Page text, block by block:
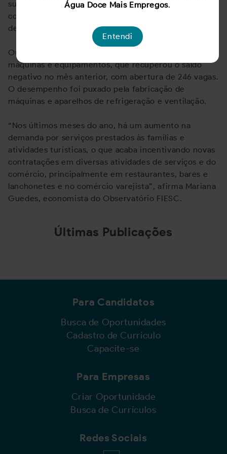
suínos e a fabricação de sorvetes e outros gelados
comestíveis. Juntos, foram responsáveis pela geração
de 357 vagas formais de emprego.
Outro setor que se destacou em outubro foi o de
máquinas e equipamentos, que recuperou o saldo
negativo no mês anterior, com abertura de 246 vagas.
O desempenho foi puxado pela fabricação de
máquinas e aparelhos de refrigeração e ventilação.
“Nos últimos meses do ano, há um aumento na
demanda por serviços prestados às famílias e
atividades turísticas, o que acaba incentivando novas
contratações em diversas atividades de serviços e do
comércio, principalmente em restaurantes, bares e
lanchonetes e no comércio varejista”, afirma Mariana
Guedes, economista do Observatório FIESC.
Últimas Publicações
Para Candidatos
Busca de Oportunidades
Cadastro de Currículo
Capacite-se
Para Empresas
Criar Oportunidade
Busca de Currículos
Redes Sociais
Água Doce Mais Empregos.
Entendi